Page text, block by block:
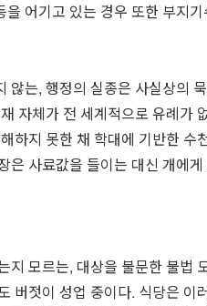
을 어기고 있는 경우 또한 부지기
않는, 행정의 실종은 사실상의
자체가 전 세계적으로 유례가
하지 못한 채 학대에 기반한
은 사료값을 들이는 대신 개에
지 모르는, 대상을 불문한 불법
버젓이 성업 중이다. 식당은